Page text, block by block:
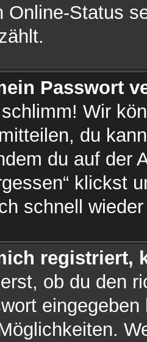
Online-Status
Passwort
Wir
du
du auf der
klickst
schnell
registriert,
ob du den